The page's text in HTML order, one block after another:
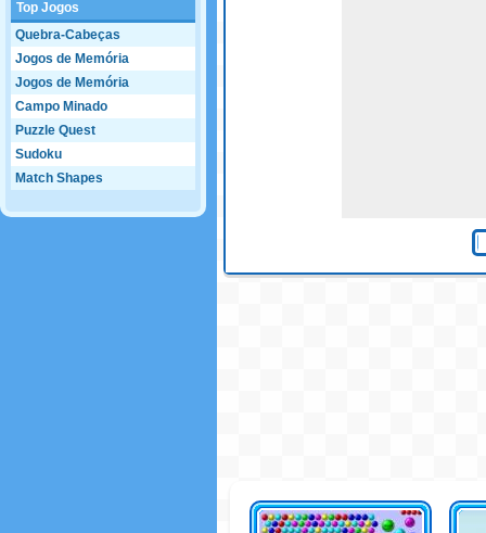
Top Jogos
Quebra-Cabeças
Jogos de Memória
Jogos de Memória
Campo Minado
Puzzle Quest
Sudoku
Match Shapes